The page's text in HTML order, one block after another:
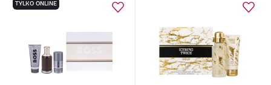
TYLKO ONLINE